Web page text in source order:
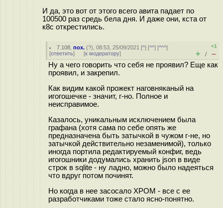
И да, это вот от этого всего авита падает по
100500 раз средь бела дня. И даже они, кста от
к8с открестились.
7.108 ,пох. (?), 08:53, 25/09/2021 [^] [^^] [^^^]
[ответить] [к модератору]
+1
+ / –
Ну а чего говорить что себя не проявил? Еще как
проявил, и закрепил.
Как видим какой прожект нагoвняканый на
игогошечке - значит, г-но. Полное и
неисправимое.
Казалось, уникальным исключением была
графана (хотя сама по себе опять же
предназначена быть затычкой в чужом г-не, но
затычкой действительно незаменимой), только
иногда портила редактируемый конфиг, ведь
игогошники додумались хранить json в виде
строк в sqlite - ну ладно, можно было надеяться
что вдруг потом починят.
Но когда в нее засосало ХРОМ - все с ее
разработчиками тоже стало ясно-понятно.